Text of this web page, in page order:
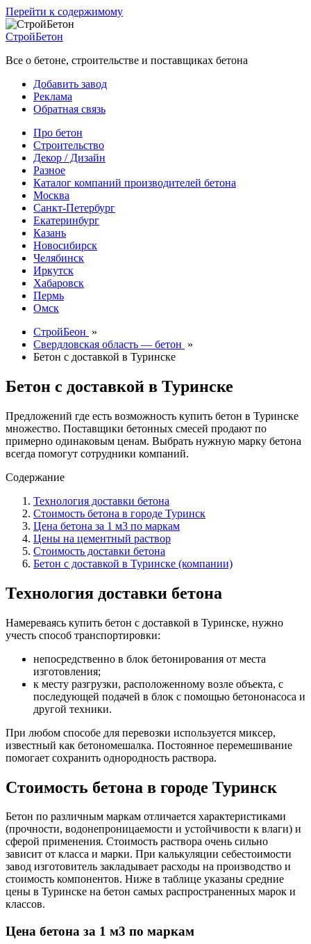
Перейти к содержимому
СтройБетон
Все о бетоне, строительстве и поставщиках бетона
Добавить завод
Реклама
Обратная связь
Про бетон
Строительство
Декор / Дизайн
Разное
Каталог компаний производителей бетона
Москва
Санкт-Петербург
Екатеринбург
Казань
Новосибирск
Челябинск
Иркутск
Хабаровск
Пермь
Омск
СтройБеон »
Свердловская область — бетон »
Бетон с доставкой в Туринске
Бетон с доставкой в Туринске
Предложений где есть возможность купить бетон в Туринске
множество. Поставщики бетонных смесей продают по
примерно одинаковым ценам. Выбрать нужную марку бетона
всегда помогут сотрудники компаний.
Содержание
Технология доставки бетона
Стоимость бетона в городе Туринск
Цена бетона за 1 м3 по маркам
Цены на цементный раствор
Стоимость доставки бетона
Бетон с доставкой в Туринске (компании)
Технология доставки бетона
Намереваясь купить бетон с доставкой в Туринске, нужно
учесть способ транспортировки:
непосредственно в блок бетонирования от места
изготовления;
к месту разгрузки, расположенному возле объекта, с
последующей подачей в блок с помощью бетононасоса и
другой техники.
При любом способе для перевозки используется миксер,
известный как бетономешалка. Постоянное перемешивание
помогает сохранить однородность раствора.
Стоимость бетона в городе Туринск
Бетон по различным маркам отличается характеристиками
(прочности, водонепроницаемости и устойчивости к влаги) и
сферой применения. Стоимость раствора очень сильно
зависит от класса и марки. При калькуляции себестоимости
завод изготовитель закладывает расходы на производство и
стоимость компонентов. Ниже в таблице указаны средние
цены в Туринске на бетон самых распространенных марок и
классов.
Цена бетона за 1 м3 по маркам